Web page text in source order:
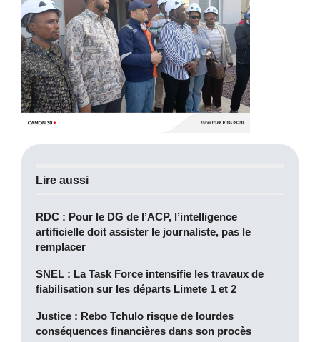
Lire aussi
RDC : Pour le DG de l’ACP, l’intelligence
artificielle doit assister le journaliste, pas le
remplacer
SNEL : La Task Force intensifie les travaux de
fiabilisation sur les départs Limete 1 et 2
Justice : Rebo Tchulo risque de lourdes
conséquences financières dans son procès